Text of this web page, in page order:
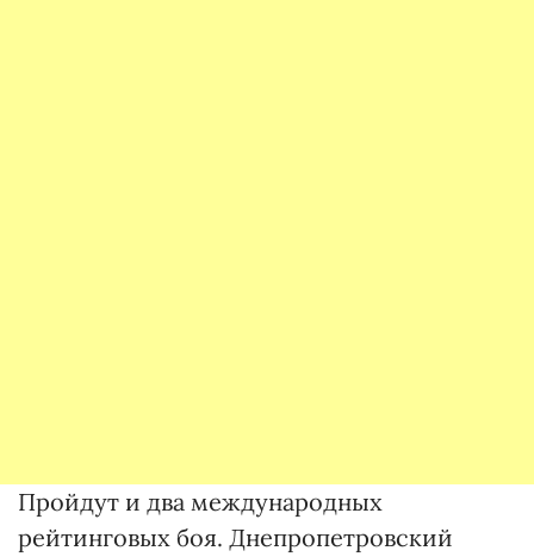
Пройдут и два международных
рейтинговых боя. Днепропетровский